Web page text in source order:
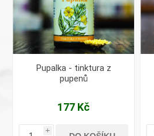
Pupalka - tinktura z
pupenů
177 Kč
i